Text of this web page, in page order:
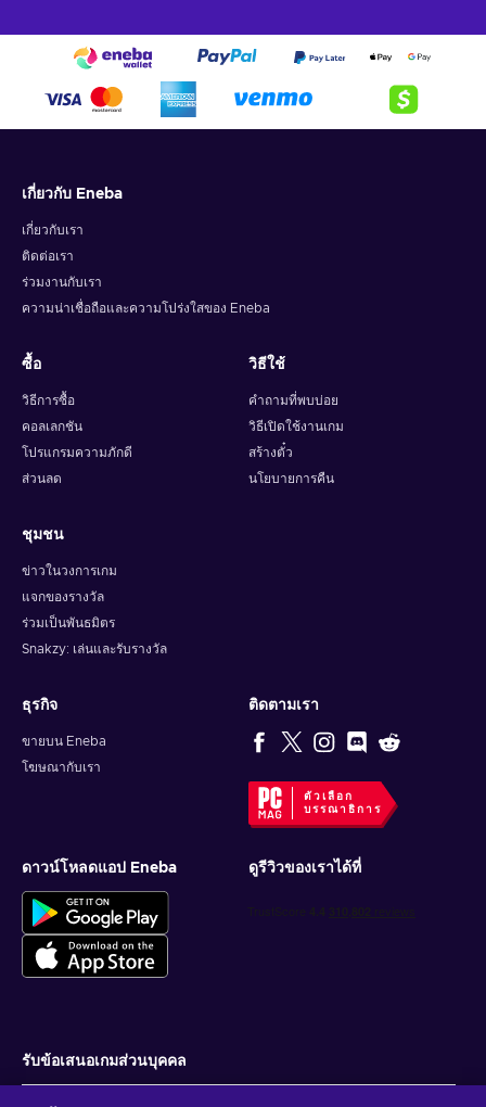
เกี่ยวกับ Eneba
เกี่ยวกับเรา
ติดต่อเรา
ร่วมงานกับเรา
ความน่าเชื่อถือและความโปร่งใสของ Eneba
ซื้อ
วิธีการซื้อ
คอลเลกชัน
โปรแกรมความภักดี
ส่วนลด
วิธีใช้
คำถามที่พบบ่อย
วิธีเปิดใช้งานเกม
สร้างตั๋ว
นโยบายการคืน
ชุมชน
ข่าวในวงการเกม
แจกของรางวัล
ร่วมเป็นพันธมิตร
Snakzy: เล่นและรับรางวัล
ธุรกิจ
ขายบน Eneba
โฆษณากับเรา
ติดตามเรา
ตัวเลือก
บรรณาธิการ
ดาวน์โหลดแอป Eneba ดูรีวิวของเราได้ที่
รับข้อเสนอเกมส่วนบุคคล